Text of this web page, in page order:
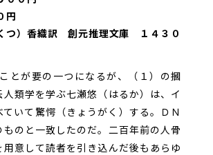
円
つ）香織訳 創元推理文庫 １４３０
とが要の一つになるが、（１）の摑
類学を学ぶ七瀬悠（はるか）は、イ
いて驚愕（きょうがく）する。ＤＮ
のと一致したのだ。二百年前の人骨
意して読者を引き込んだ後もあらゆ